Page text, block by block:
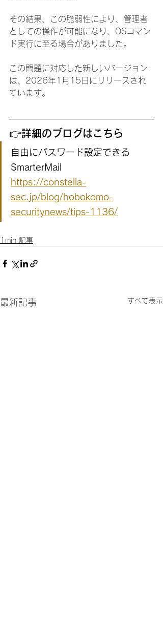
その結果、この脆弱性により、管理者
としての操作が可能になり、OSコマン
ド実行に至る場合がありました。
この問題に対応した新しいバージョン
は、2026年1月15日にリリースされ
ています。
👉詳細のブログはこちら
自由にパスワード設定できる
SmarterMail
https://constella-
sec.jp/blog/hobokomo-
securitynews/tips-1136/
1min 記事
最新記事 すべて表示